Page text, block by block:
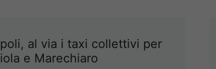
al via i taxi collettivi per
e Marechiaro